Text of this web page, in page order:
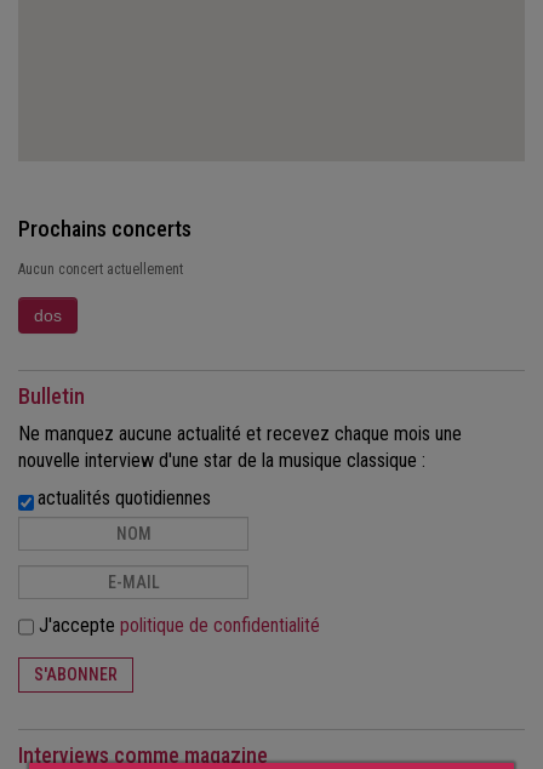
Prochains concerts
Aucun concert actuellement
Bulletin
Ne manquez aucune actualité et recevez chaque mois une
nouvelle interview d'une star de la musique classique :
actualités quotidiennes
J'accepte politique de confidentialité
S'ABONNER
Interviews comme magazine